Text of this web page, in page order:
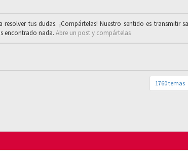
resolver tus dudas. ¡Compártelas! Nuestro sentido es
encontrado nada. Abre un post y compártelas
1760 temas